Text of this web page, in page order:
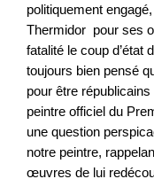
politiquement
Thermidor pour ses
fatalité le coup d’état
toujours bien pensé
pour être
peintre officiel du
une question
notre peintre,
œuvres de lui